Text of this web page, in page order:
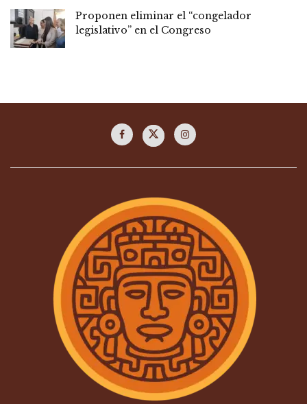
Proponen eliminar el “congelador
legislativo” en el Congreso